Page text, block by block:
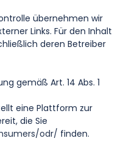
übernehmen wir
Links. Für den Inhalt
deren Betreiber
gemäß Art. 14 Abs. 1
eine Plattform zur
die Sie
odr/ finden.